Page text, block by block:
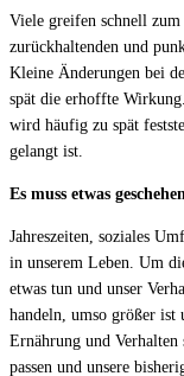
Viele greifen schnell
zurückhaltenden und
Kleine Änderungen bei
spät die erhoffte
wird häufig zu spät
gelangt ist.
Es muss etwas
Jahreszeiten, soziales
in unserem Leben. Um
etwas tun und unser
handeln, umso größer ist
Ernährung und
passen und unsere